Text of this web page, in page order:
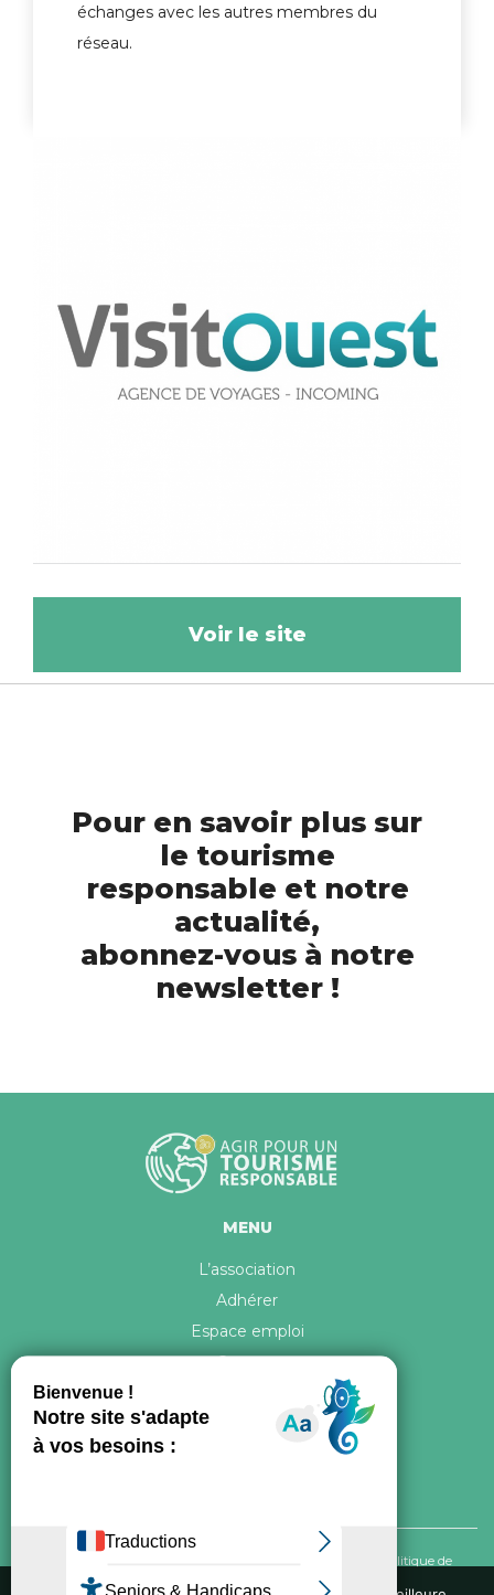
échanges avec les autres membres du
réseau.
Voir le site
Pour en savoir plus sur
le tourisme
responsable et notre
actualité,
abonnez-vous à notre
newsletter !
MENU
L’association
Adhérer
Espace emploi
Contact
Politique de